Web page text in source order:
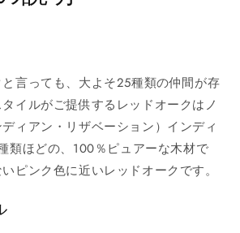
言っても、大よそ25種類の仲間が存
イルがご提供するレッドオークはノ
ィアン・リザベーション）インディ
類ほどの、100％ピュアーな木材で
ピンク色に近いレッドオークです。